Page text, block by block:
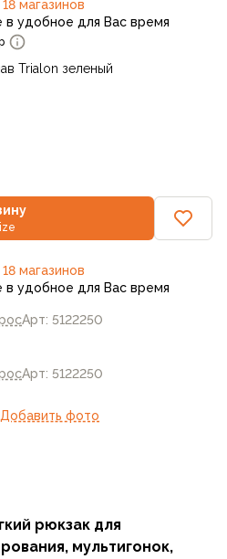
Арт: 5122250
18 магазинов
удобное для Вас время
Trialon зеленый
Арт: 5122250
18 магазинов
удобное для Вас время
Добавить фото
рюкзак для
мультигонок,